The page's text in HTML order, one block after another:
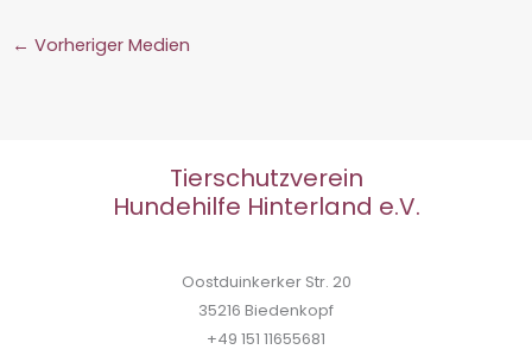
← Vorheriger Medien
Tierschutzverein
Hundehilfe Hinterland e.V.
Oostduinkerker Str. 20
35216 Biedenkopf
+49 151 11655681